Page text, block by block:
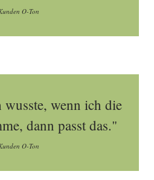
O-Ton
wenn ich die
dann passt das."
O-Ton